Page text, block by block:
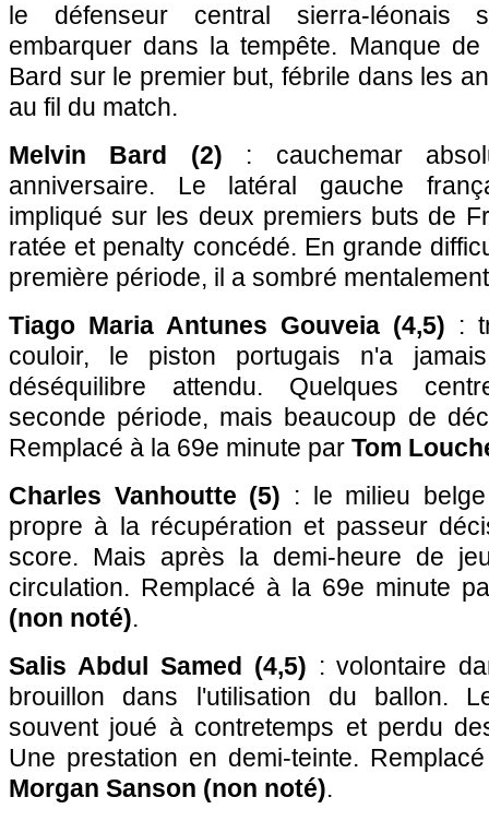
le défenseur central sierra-léonais
embarquer dans la tempête. Manque
Bard sur le premier but, fébrile dans les
au fil du match.
Melvin Bard (2) : cauchemar
anniversaire. Le latéral gauche
impliqué sur les deux premiers buts de
ratée et penalty concédé. En grande
première période, il a sombré
Tiago Maria Antunes Gouveia (4,5) :
couloir, le piston portugais n'a
déséquilibre attendu. Quelques
seconde période, mais beaucoup de
Remplacé à la 69e minute par Tom
Charles Vanhoutte (5) : le milieu
propre à la récupération et passeur
score. Mais après la demi-heure de
circulation. Remplacé à la 69e minute
(non noté).
Salis Abdul Samed (4,5) : volontaire
brouillon dans l'utilisation du ballon.
souvent joué à contretemps et perdu
Une prestation en demi-teinte.
Morgan Sanson (non noté).